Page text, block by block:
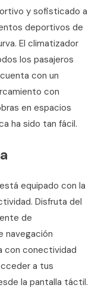
y sofisticado a
deportivos de
El climatizador
los pasajeros
con un
con
en espacios
ha sido tan fácil.
equipado con la
Disfruta del
de
navegación
con conectividad
a tus
la pantalla táctil.